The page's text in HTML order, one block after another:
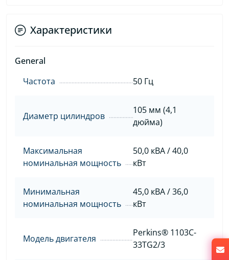
Характеристики
General
Частота
50 Гц
Диаметр цилиндров
105 мм (4,1
дюйма)
Максимальная
номинальная мощность
50,0 кВА / 40,0
кВт
Минимальная
номинальная мощность
45,0 кВА / 36,0
кВт
Модель двигателя
Perkins® 1103C-
33TG2/3